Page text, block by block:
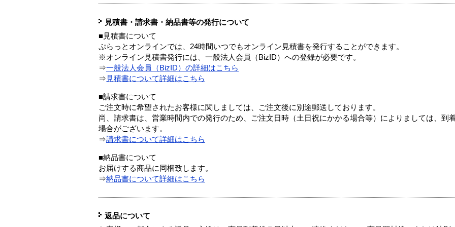
見積書・請求書・納品書等の発行について
■見積書について
ぷらっとオンラインでは、24時間いつでもオンライン見積書を発行することができます。
※オンライン見積書発行には、一般法人会員（BizID）への登録が必要です。
⇒一般法人会員（BizID）の詳細はこちら
⇒ 見積書について詳細はこちら
■請求書について
ご注文時に希望されたお客様に関しましては、ご注文後に別途郵送しております。
尚、請求書は、営業時間内での発行のため、ご注文日時（土日祝にかかる場合等）によりましては、到
場合がございます。
⇒請求書について詳細はこちら
■納品書について
お届けする商品に同梱致します。
⇒納品書について詳細はこちら
返品について